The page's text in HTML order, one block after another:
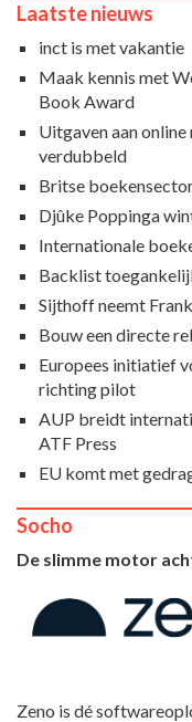
Laatste nieuws
inct is met vakantie
Maak kennis met
Book Award
Uitgaven aan
verdubbeld
Britse
Djûke Poppinga
Internationale
Backlist
Sijthoff neemt
Bouw een directe
Europees initiatief
richting pilot
AUP breidt
ATF Press
EU komt met
Socho
De slimme motor
Zeno is dé